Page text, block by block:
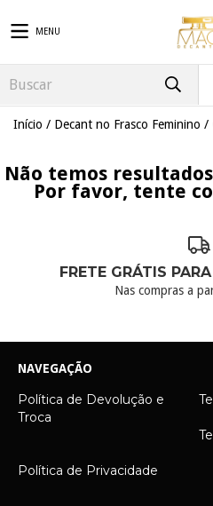
MENU
Início / Decant no Frasco Feminino /
Não temos
Por favor, tente
FRETE GRÁTIS
Nas compras a
NAVEGAÇÃO
Política de Devolução e
Troca
Política de Privacidade